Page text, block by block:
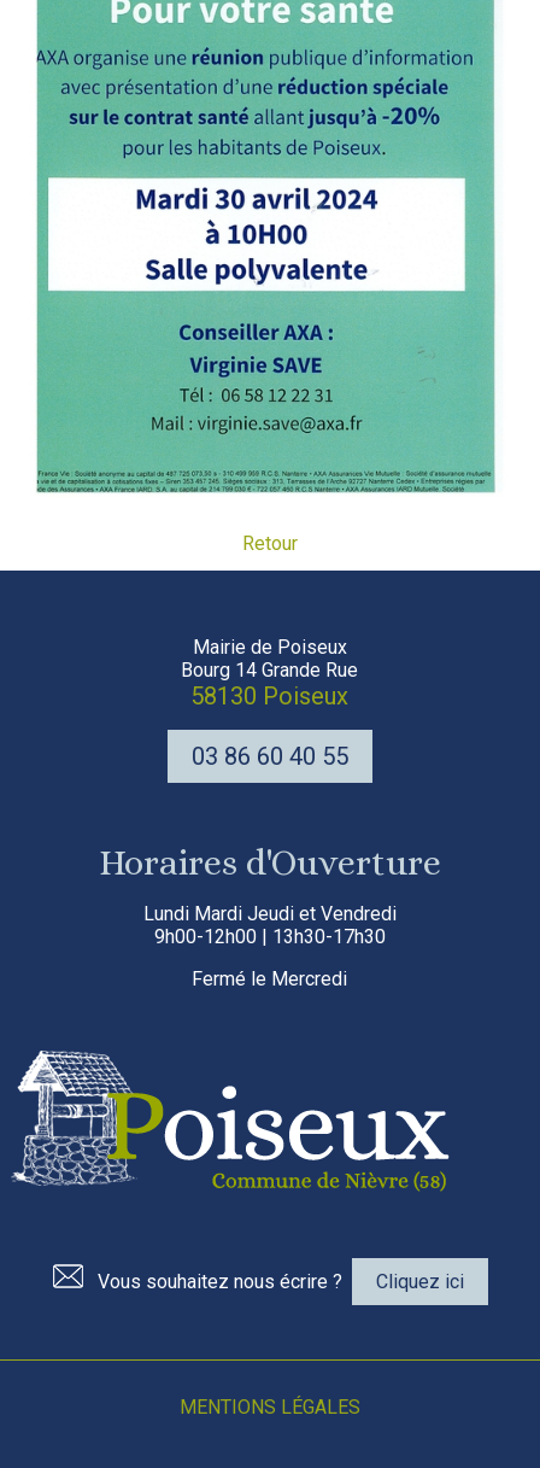
Retour
Mairie de Poiseux
Bourg 14 Grande Rue
58130 Poiseux
03 86 60 40 55
Horaires d'Ouverture
Lundi Mardi Jeudi et Vendredi
9h00-12h00 | 13h30-17h30
Fermé le Mercredi
Vous souhaitez nous écrire ? Cliquez ici
MENTIONS LÉGALES